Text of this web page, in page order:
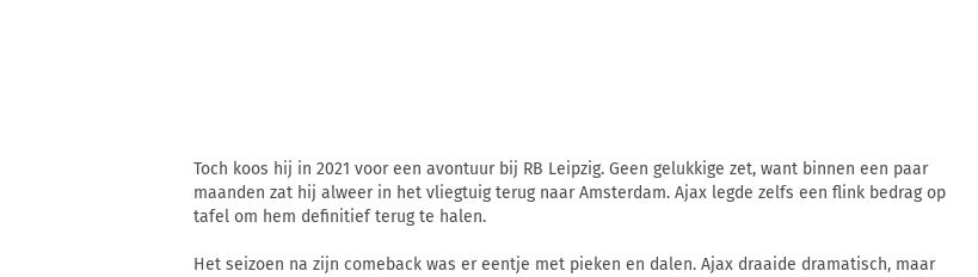
Toch koos hij in 2021 voor een avontuur bij RB Leipzig. Geen gelukkige zet, want binnen een paar
maanden zat hij alweer in het vliegtuig terug naar Amsterdam. Ajax legde zelfs een flink bedrag op
tafel om hem definitief terug te halen.
Het seizoen na zijn comeback was er eentje met pieken en dalen. Ajax draaide dramatisch, maar